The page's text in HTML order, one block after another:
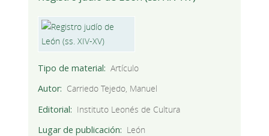
Tipo de material
Artículo
Autor
Carriedo Tejedo, Manuel
Editorial
Instituto Leonés de Cultura
Lugar de publicación
León